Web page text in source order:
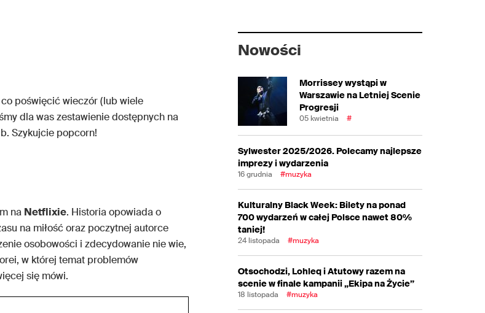
poświęcić wieczór (lub wiele
dla was zestawienie dostępnych na
Szykujcie popcorn!
na Netflixie. Historia opowiada o
na miłość oraz poczytnej autorce
osobowości i zdecydowanie nie wie,
w której temat problemów
się mówi.
Nowości
Morrissey wystąpi w
Warszawie na Letniej Scenie
Progresji
05 kwietnia #
Sylwester 2025/2026. Polecamy najlepsze
imprezy i wydarzenia
16 grudnia #muzyka
Kulturalny Black Week: Bilety na ponad
700 wydarzeń w całej Polsce nawet 80%
taniej!
24 listopada #muzyka
Otsochodzi, Lohleq i Atutowy razem na
scenie w finale kampanii „Ekipa na Życie”
18 listopada #muzyka